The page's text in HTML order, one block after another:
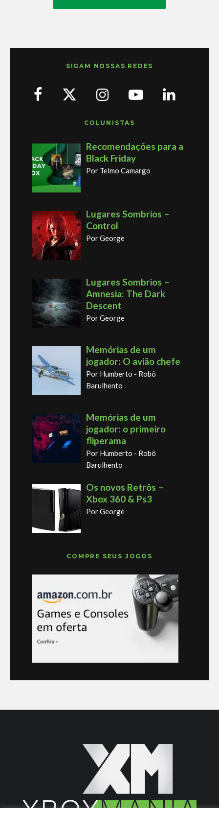
SIGAM NOSSAS REDES
COLUNISTAS
Recomendações para a
Black Friday
Por Telmo Camargo
Lugares Sombrios –
Control
Por George
Lugares Sombrios –
Amnesia: The Dark
Descent
Por George
Memórias de um
jogador: O avião chefe
Por Humberto - Robô
Barulhento
Memórias de um
jogador: o primeiro
fliperama
Por Humberto - Robô
Barulhento
Os novos Retrôs –
Xbox 360 & Ps3
Por George
COMPRE SEUS JOGOS